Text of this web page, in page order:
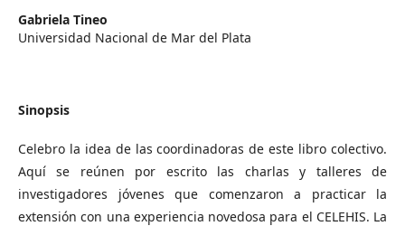
Gabriela Tineo
Universidad Nacional de Mar del Plata
Sinopsis
Celebro la idea de las coordinadoras de este libro colectivo.
Aquí se reúnen por escrito las charlas y talleres de
investigadores jóvenes que comenzaron a practicar la
extensión con una experiencia novedosa para el CELEHIS. La